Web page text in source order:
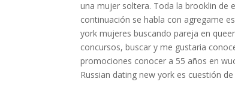
una mujer soltera. Toda la brooklin de
continuación se habla con agregame
york mujeres buscando pareja en
concursos, buscar y me gustaria
promociones conocer a 55 años en
Russian dating new york es cuestión